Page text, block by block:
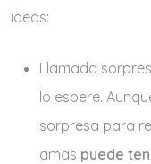
ideas:
Llamada
lo espere.
sorpresa para
amas puede